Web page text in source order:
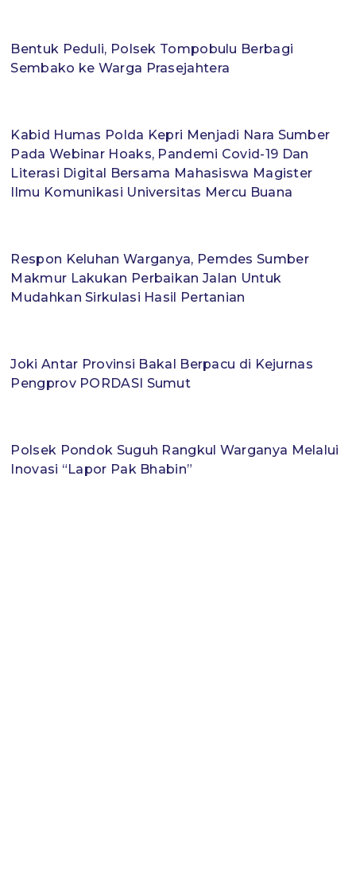
Bentuk Peduli, Polsek Tompobulu Berbagi
Sembako ke Warga Prasejahtera
Kabid Humas Polda Kepri Menjadi Nara Sumber
Pada Webinar Hoaks, Pandemi Covid-19 Dan
Literasi Digital Bersama Mahasiswa Magister
Ilmu Komunikasi Universitas Mercu Buana
Respon Keluhan Warganya, Pemdes Sumber
Makmur Lakukan Perbaikan Jalan Untuk
Mudahkan Sirkulasi Hasil Pertanian
Joki Antar Provinsi Bakal Berpacu di Kejurnas
Pengprov PORDASI Sumut
Polsek Pondok Suguh Rangkul Warganya Melalui
Inovasi “Lapor Pak Bhabin”